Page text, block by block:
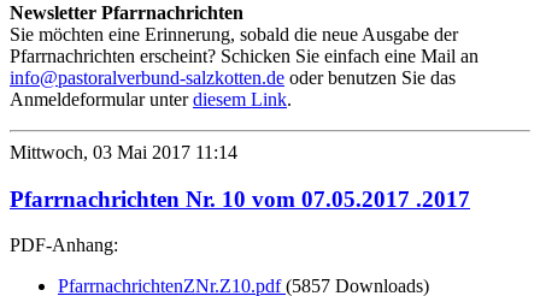
Newsletter Pfarrnachrichten
Sie möchten eine Erinnerung, sobald die neue Ausgabe der
Pfarrnachrichten erscheint? Schicken Sie einfach eine Mail an
info@pastoralverbund-salzkotten.de oder benutzen Sie das
Anmeldeformular unterdiesem Link.
Mittwoch, 03 Mai 2017 11:14
Pfarrnachrichten Nr. 10 vom 07.05.2017 .2017
PDF-Anhang:
PfarrnachrichtenZNr.Z10.pdf(5857 Downloads)